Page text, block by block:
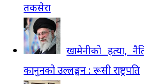
तकसेरा
खामेनीको हत्या,
कानुनको उल्लङ्घन : रूसी राष्ट्रपति